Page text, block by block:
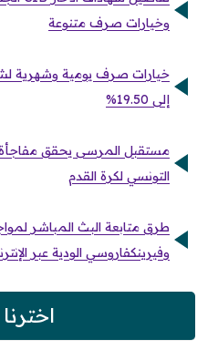
وخيارات صرف متنوعة
إلى 19.50%
مستقبل المرسى يحقق مفاجأة
التونسي لكرة القدم
طرق متابعة البث المباشر
وفيرينكفاروسي الودية عبر